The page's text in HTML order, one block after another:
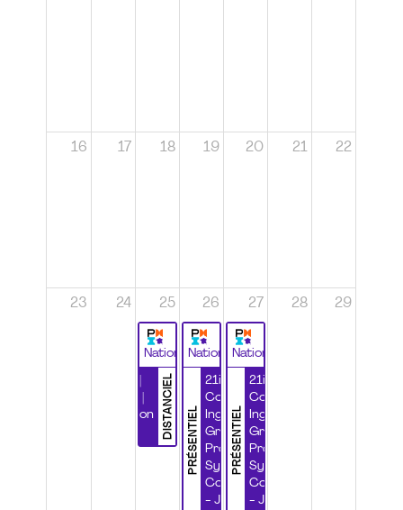
16 17 18 19 20 21 22
23 24 25
National
DISTANCIEL
Certification
26
National
PRÉSENTIEL
21ième
Congrès
Ingénierie
Grands
Projets et
Systèmes
Complexes
- Jour 1
27
National
PRÉSENTIEL
21ième
Congrès
Ingénierie
Grands
Projets et
Systèmes
Complexes
- Jour 2
28 29